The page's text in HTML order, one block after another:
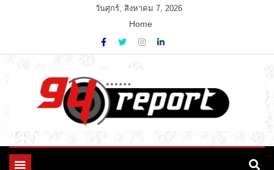
วันศุกร์, สิงหาคม 7, 2026
Home
94 Report.com
Variety News
Toggle